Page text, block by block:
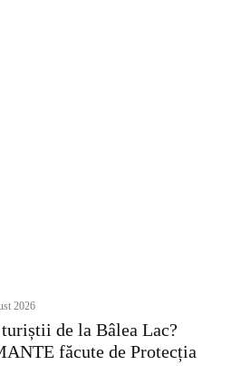
2026
de la Bâlea Lac?
făcute de Protecția